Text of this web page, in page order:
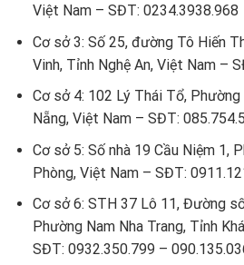
Việt Nam – SĐT: 0234.3938.968
Cơ sở 3: Số 25, đường Tô Hiến
Vinh, Tỉnh Nghệ An, Việt Nam –
Cơ sở 4: 102 Lý Thái Tổ,
Nẵng, Việt Nam – SĐT:
Cơ sở 5: Số nhà 19 Cầu Niệm 1,
Phòng, Việt Nam – SĐT:
Cơ sở 6: STH 37 Lô 11, Đường
Phường Nam Nha Trang, Tỉnh
SĐT: 0932.350.799 –